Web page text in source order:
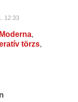
12:33
Moderna,
törzs,